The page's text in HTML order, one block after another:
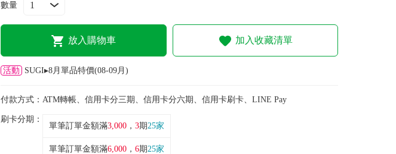
數量
放入購物車 加入收藏清單
活動 SUGI▸8月單品特價(08-09月)
付款方式： ATM轉帳、信用卡分三期、信用卡分六期、信用卡刷卡、LINE Pay
刷卡分期：
單筆訂單金額滿3,000 ， 3期25家
單筆訂單金額滿6,000 ， 6期25家